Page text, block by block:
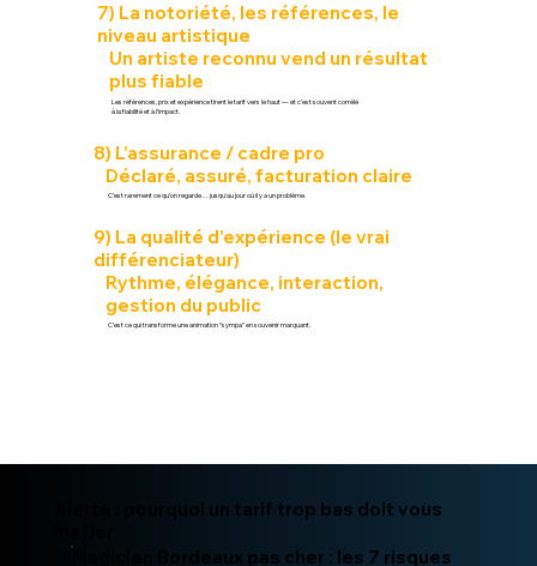
7) La notoriété, les références, le
niveau artistique
Un artiste reconnu vend un résultat
plus fiable
Les références, prix et expérience tirent le tarif vers le haut — et c’est souvent corrélé
à la fiabilité et à l’impact.
8) L’assurance / cadre pro
Déclaré, assuré, facturation claire
C’est rarement ce qu’on regarde… jusqu’au jour où il y a un problème.
9) La qualité d’expérience (le vrai
différenciateur)
Rythme, élégance, interaction,
gestion du public
C’est ce qui transforme une animation “sympa” en souvenir marquant.
Alerte : pourquoi un tarif trop bas doit vous
Magicien Bordeaux pas cher : les 7 risques